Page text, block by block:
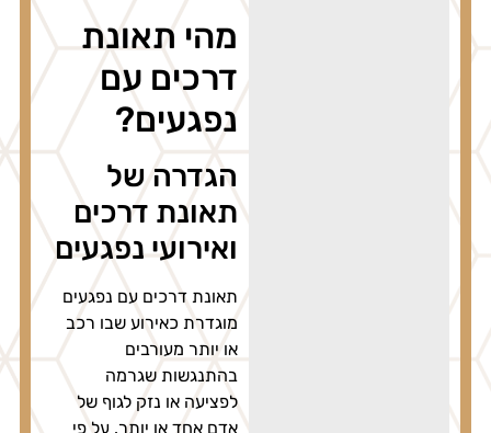
מהי תאונת
דרכים עם
נפגעים?
הגדרה של
תאונת דרכים
ואירועי נפגעים
תאונת דרכים עם נפגעים
מוגדרת כאירוע שבו רכב
או יותר מעורבים
בהתנגשות שגרמה
לפציעה או נזק לגוף של
אדם אחד או יותר. על פי